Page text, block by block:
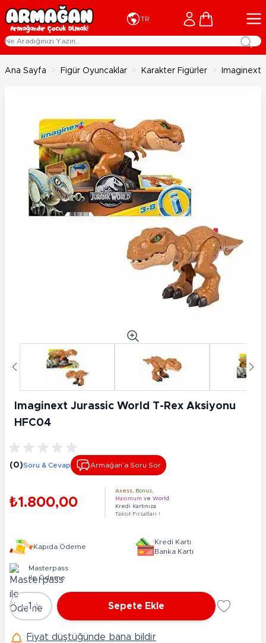
İçeriğe geç
TR Cart
Ana Sayfa > Figür Oyuncaklar > Karakter Figürler > Imaginext
Imaginext Jurassic World T-Rex Aksiyonu
HFC04
(0)Soru & Cevap Armağan’a Soru Sor
₺1.800,00
Axess Bonus
Maximum ve World
Kredi Kartınıza
Taksit Fırsatları !
Kapıda Ödeme
Kredi Kartı
Banka Kartı
Masterpass
ile Ödeme
Adet
-1 + Sepete Ekle
Fiyat düştüğünde bana bildir